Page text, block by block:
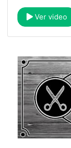
Ver video